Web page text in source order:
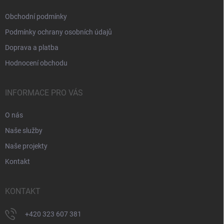
Obchodní podmínky
Podmínky ochrany osobních údajů
Doprava a platba
Hodnocení obchodu
INFORMACE PRO VÁS
O nás
Naše služby
Naše projekty
Kontakt
KONTAKT
+420 323 607 381